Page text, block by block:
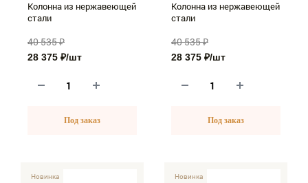
Колонна из нержавеющей
стали
40 535 ₽
28 375 ₽/шт
Под заказ
Колонна из нержавеющей
стали
40 535 ₽
28 375 ₽/шт
Под заказ
-30%
Новинка -30%
Новинка